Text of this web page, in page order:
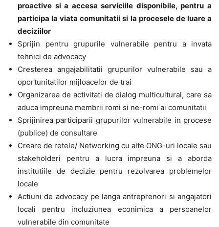
proactive si a accesa serviciile disponibile, pentru a
participa la viata comunitatii si la procesele de luare a
deciziilor
Sprijin pentru grupurile vulnerabile pentru a invata
tehnici de advocacy
Cresterea angajabilitatii grupurilor vulnerabile sau a
oportunitatilor mijloacelor de trai
Organizarea de activitati de dialog multicultural, care sa
aduca impreuna membrii romi si ne-romi ai comunitatii
Sprijinirea participarii grupurilor vulnerabile in procese
(publice) de consultare
Creare de retele/ Networking cu alte ONG-uri locale sau
stakeholderi pentru a lucra impreuna si a aborda
institutiile de decizie pentru rezolvarea problemelor
locale
Actiuni de advocacy pe langa antreprenori si angajatori
locali pentru incluziunea econimica a persoanelor
vulnerabile din comunitate